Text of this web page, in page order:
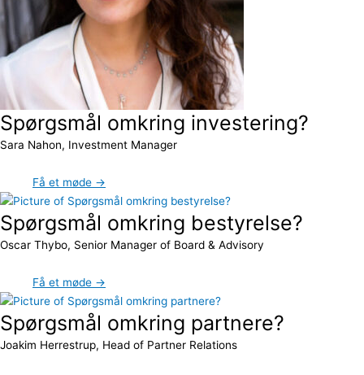
Spørgsmål omkring investering?
Sara Nahon, Investment Manager
Få et møde →
Spørgsmål omkring bestyrelse?
Oscar Thybo, Senior Manager of Board & Advisory
Få et møde →
Spørgsmål omkring partnere?
Joakim Herrestrup, Head of Partner Relations